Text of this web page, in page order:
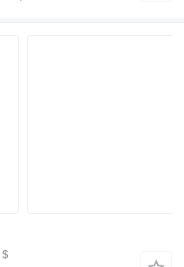
$